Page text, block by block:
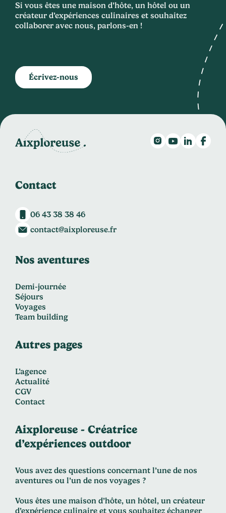
Si vous êtes une maison d’hôte, un hôtel ou un
créateur d’expériences culinaires et souhaitez
collaborer avec nous, parlons-en !
Écrivez-nous
Contact
06 43 38 38 46
contact@aixploreuse.fr
Nos aventures
Demi-journée
Séjours
Voyages
Team building
Autres pages
L’agence
Actualité
CGV
Contact
Aixploreuse - Créatrice
d’expériences outdoor
Vous avez des questions concernant l’une de nos
aventures ou l’un de nos voyages ?
Vous êtes une maison d’hôte, un hôtel, un créateur
d’expérience culinaire et vous souhaitez échanger